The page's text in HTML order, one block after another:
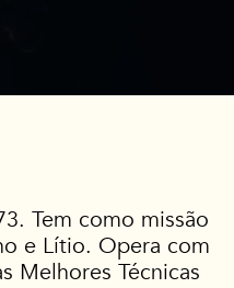
Tem como missão
e Lítio. Opera com
Melhores Técnicas